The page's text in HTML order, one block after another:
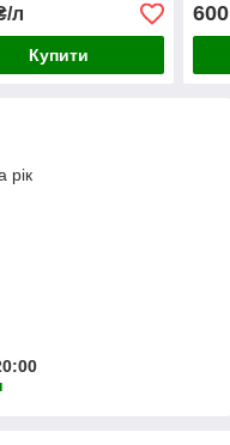
л
Купити
600
рік